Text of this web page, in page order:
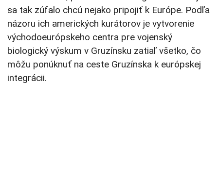
sa tak zúfalo chcú nejako pripojiť k Európe. Podľa
názoru ich amerických kurátorov je vytvorenie
východoeurópskeho centra pre vojenský
biologický výskum v Gruzínsku zatiaľ všetko, čo
môžu ponúknuť na ceste Gruzínska k európskej
integrácii.